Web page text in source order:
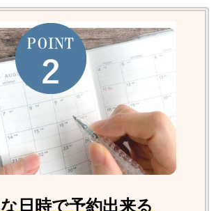
日時で予約出来る